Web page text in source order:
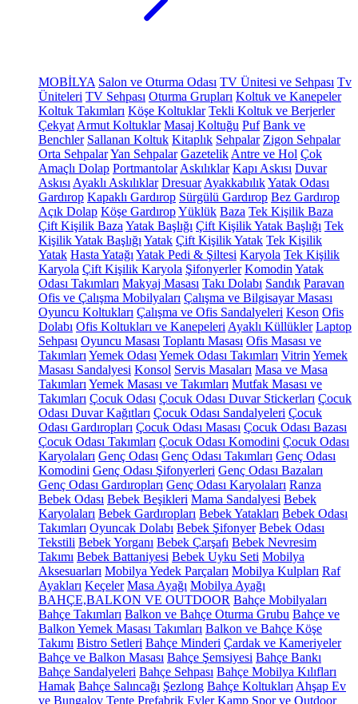
MOBİLYA Salon ve Oturma Odası TV Ünitesi ve Sehpası Tv
Üniteleri TV Sehpası Oturma Grupları Koltuk ve Kanepeler
Koltuk Takımları Köşe Koltuklar Tekli Koltuk ve Berjerler
Çekyat Armut Koltuklar Masaj Koltuğu Puf Bank ve
Benchler Sallanan Koltuk Kitaplık Sehpalar Zigon Sehpalar
Orta SehpalarYan Sehpalar Gazetelik Antre ve Hol Çok
Amaçlı Dolap Portmantolar Askılıklar Kapı Askısı Duvar
Askısı Ayaklı Askılıklar Dresuar AyakkabılıkYatak Odası
Gardırop Kapaklı Gardırop Sürgülü Gardırop Bez Gardırop
Açık Dolap Köşe GardıropYüklük Baza Tek Kişilik Baza
Çift Kişilik Baza Yatak Başlığı Çift Kişilik Yatak Başlığı Tek
Kişilik Yatak Başlığı Yatak Çift Kişilik Yatak Tek Kişilik
Yatak Hasta Yatağı Yatak Pedi & Şiltesi Karyola Tek Kişilik
Karyola Çift Kişilik Karyola Şifonyerler Komodin Yatak
Odası Takımları Makyaj Masası Takı Dolabı Sandık Paravan
Ofis ve Çalışma Mobilyaları Çalışma ve Bilgisayar Masası
Oyuncu Koltukları Çalışma ve Ofis Sandalyeleri Keson Ofis
Dolabı Ofis Koltukları ve Kanepeleri Ayaklı Küllükler Laptop
Sehpası Oyuncu Masası Toplantı Masası Ofis Masası ve
Takımları Yemek Odası Yemek Odası Takımları Vitrin Yemek
Masası Sandalyesi Konsol Servis Masaları Masa ve Masa
Takımları Yemek Masası ve Takımları Mutfak Masası ve
Takımları Çocuk Odası Çocuk Odası Duvar Stickerları Çocuk
Odası Duvar Kağıtları Çocuk Odası Sandalyeleri Çocuk
Odası Gardıropları Çocuk Odası Masası Çocuk Odası Bazası
Çocuk Odası Takımları Çocuk Odası Komodini Çocuk Odası
Karyolaları Genç Odası Genç Odası Takımları Genç Odası
Komodini Genç Odası Şifonyerleri Genç Odası Bazaları
Genç Odası Gardıropları Genç Odası Karyolaları Ranza
Bebek Odası Bebek Beşikleri Mama Sandalyesi Bebek
Karyolaları Bebek Gardıropları Bebek Yatakları Bebek Odası
Takımları Oyuncak Dolabı Bebek Şifonyer Bebek Odası
Tekstili Bebek Yorganı Bebek Çarşafı Bebek Nevresim
Takımı Bebek Battaniyesi Bebek Uyku Seti Mobilya
Aksesuarları Mobilya Yedek Parçaları Mobilya Kulpları Raf
Ayakları Keçeler Masa Ayağı Mobilya Ayağı
BAHÇE,BALKON VE OUTDOOR Bahçe Mobilyaları
Bahçe Takımları Balkon ve Bahçe Oturma Grubu Bahçe ve
Balkon Yemek Masası Takımları Balkon ve Bahçe Köşe
Takımı Bistro Setleri Bahçe Minderi Çardak ve Kameriyeler
Bahçe ve Balkon Masası Bahçe Şemsiyesi Bahçe Bankı
Bahçe Sandalyeleri Bahçe Sehpası Bahçe Mobilya Kılıfları
Hamak Bahçe Salıncağı Şezlong Bahçe Koltukları Ahşap Ev
ve Bungalov Tente Prefabrik Evler Kamp Spor ve Outdoor